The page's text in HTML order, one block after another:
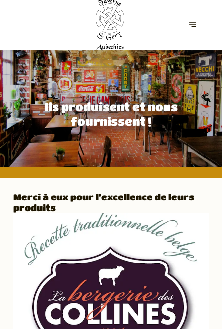
Ils produisent et nous
fournissent !
Merci à eux pour l'excellence de leurs
produits